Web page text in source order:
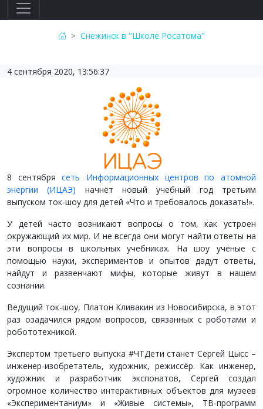
Снежинск в "Школе Росатома"
4 сентября 2020, 13:56:37
8 сентябрясеть Информационных центров по атомной
энергии (ИЦАЭ) начнёт новый учебный год третьим
выпуском ток-шоу для детей «Что и требовалось доказать!».
У детей часто возникают вопросы о том, как устроен
окружающий их мир. И не всегда они могут найти ответы на
эти вопросы в школьных учебниках. На шоу учёные с
помощью науки, экспериментов и опытов дадут ответы,
найдут и развенчают мифы, которые живут в нашем
сознании.
Ведущий ток-шоу, Платон Кливакин из Новосибирска, в этот
раз озадачился рядом вопросов, связанных с роботами и
робототехникой.
Экспертом третьего выпуска #ЧТДети станет Сергей Цысс –
инженер-изобретатель, художник, режиссёр. Как инженер,
художник и разработчик экспонатов, Сергей создал
огромное количество интерактивных объектов для музеев
«Экспериментаниум» и «Живые системы», ТВ-программ